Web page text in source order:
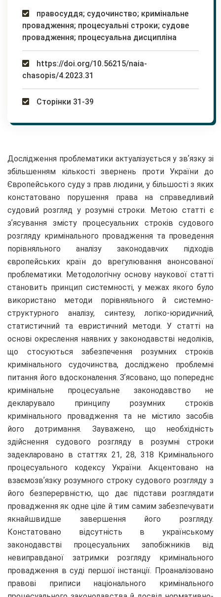
правосуддя; судочинство; кримінальне
провадження; процесуальні строки; судове
провадження; процесуальна дисципліна
https://doi.org/10.56215/naia-
chasopis/4.2023.31
Сторінки 31-39
Дослідження проблематики актуалізується у звʼязку зі
збільшенням кількості звернень проти України до
Європейського суду з прав людини, у більшості з яких
констатовано порушення права на справедливий
судовий розгляд у розумні строки. Метою статті є
зʼясування змісту процесуальних строків судового
розгляду кримінального провадження та проведення
порівняльного аналізу законодавчих підходів
європейських країн до врегулювання анонсованої
проблематики. Методологічну основу наукової статті
становить принцип системності, у межах якого було
використано методи порівняльного й системно-
структурного аналізу, синтезу, логіко-юридичний,
статистичний та евристичний методи. У статті на
основі окреслення наявних у законодавстві недоліків,
що стосуються забезпечення розумних строків
кримінального судочинства, досліджено проблемні
питання його вдосконалення. Зʼясовано, що попереднє
кримінальне процесуальне законодавство не
декларувало принципу розумних строків
кримінального провадження та не містило засобів
його дотримання. Зауважено, що необхідність
здійснення судового розгляду в розумні строки
задекларовано в статтях 21, 28, 318 Кримінального
процесуального кодексу України. Акцентовано на
взаємозвʼязку розумного строку судового розгляду з
його безперервністю, що дає підстави розглядати
провадження як одне ціле й тим самим забезпечувати
якнайшвидше завершення його розгляду.
Констатовано відсутність в українському
законодавстві процесуальних запобіжників від
невиправданої затримки розгляду кримінального
провадження в суді першої інстанції. Проаналізовано
правові приписи національного кримінального